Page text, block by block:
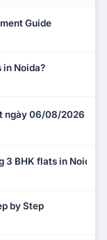
Guide
in Noida?
ngày 06/08/2026
BHK flats in Noida?
by Step